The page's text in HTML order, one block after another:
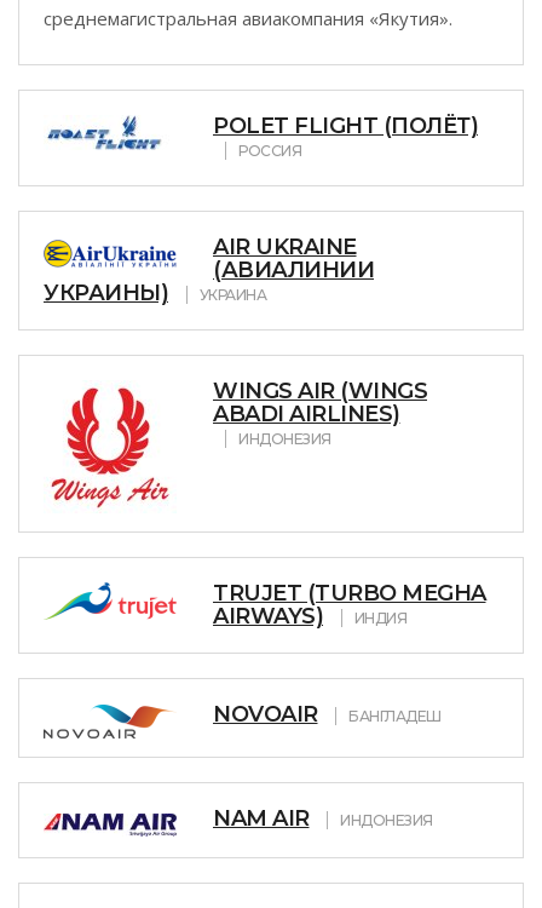
среднемагистральная авиакомпания «Якутия».
POLET FLIGHT (ПОЛЁТ)
РОССИЯ
AIR UKRAINE
(АВИАЛИНИИ
УКРАИНЫ)
УКРАИНА
WINGS AIR (WINGS
ABADI AIRLINES)
ИНДОНЕЗИЯ
TRUJET (TURBO MEGHA
AIRWAYS)
ИНДИЯ
NOVOAIR БАНГЛАДЕШ
NAM AIR ИНДОНЕЗИЯ